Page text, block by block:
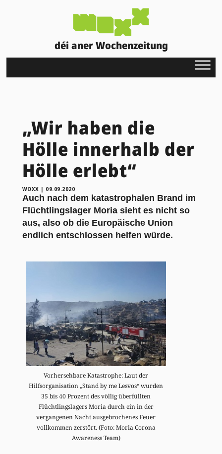
déi aner Wochenzeitung
„Wir haben die
Hölle innerhalb der
Hölle erlebt“
WOXX | 09.09.2020
Auch nach dem katastrophalen Brand im
Flüchtlingslager Moria sieht es nicht so
aus, also ob die Europäische Union
endlich entschlossen helfen würde.
Vorhersehbare Katastrophe: Laut der
Hilfsorganisation „Stand by me Lesvos“ wurden
35 bis 40 Prozent des völlig überfüllten
Flüchtlingslagers Moria durch ein in der
vergangenen Nacht ausgebrochenes Feuer
vollkommen zerstört. (Foto: Moria Corona
Awareness Team)